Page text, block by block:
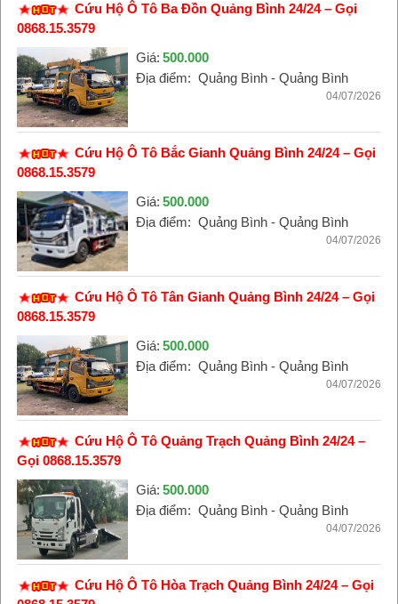
Cứu Hộ Ô Tô Ba Đồn Quảng Bình 24/24 – Gọi
0868.15.3579
Giá: 500.000
Địa điểm: Quảng Bình - Quảng Bình
04/07/2026
Cứu Hộ Ô Tô Bắc Gianh Quảng Bình 24/24 – Gọi
0868.15.3579
Giá: 500.000
Địa điểm: Quảng Bình - Quảng Bình
04/07/2026
Cứu Hộ Ô Tô Tân Gianh Quảng Bình 24/24 – Gọi
0868.15.3579
Giá: 500.000
Địa điểm: Quảng Bình - Quảng Bình
04/07/2026
Cứu Hộ Ô Tô Quảng Trạch Quảng Bình 24/24 –
Gọi 0868.15.3579
Giá: 500.000
Địa điểm: Quảng Bình - Quảng Bình
04/07/2026
Cứu Hộ Ô Tô Hòa Trạch Quảng Bình 24/24 – Gọi